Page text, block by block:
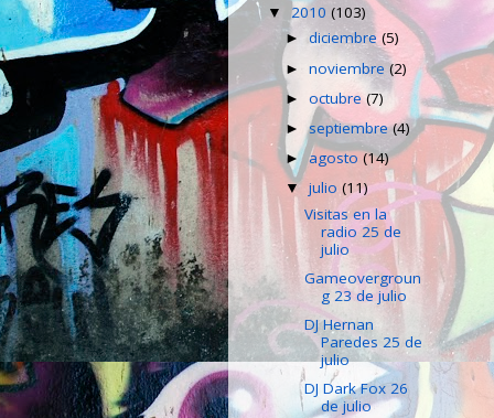
▼ 2010 (103)
►diciembre(5)
►noviembre(2)
►octubre(7)
►septiembre(4)
►agosto(14)
▼julio(11)
Visitas en la
radio 25 de
julio
Gameovergroun
g 23 de julio
DJ Hernan
Paredes 25 de
julio
DJ Dark Fox 26
de julio